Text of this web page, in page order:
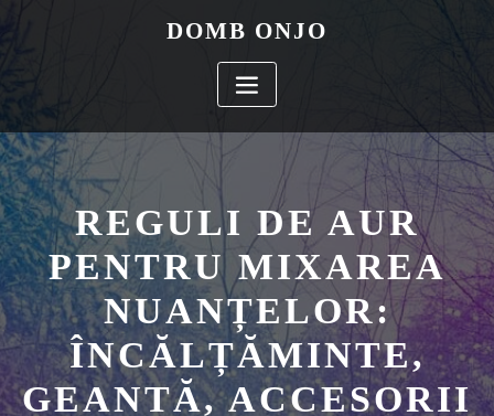
DOMB ONJO
REGULI DE AUR
PENTRU MIXAREA
NUANȚELOR:
ÎNCĂLȚĂMINTE,
GEANTĂ, ACCESORII